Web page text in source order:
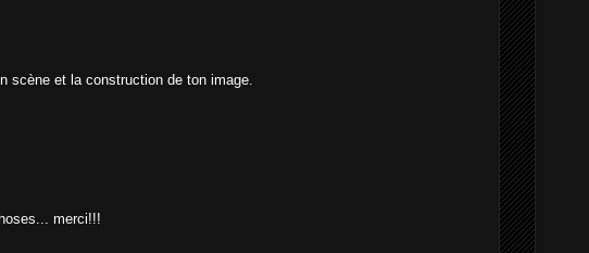
scène et la construction de ton image.
merci!!!